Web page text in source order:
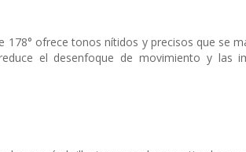
178° ofrece tonos nítidos y precisos que se
el desenfoque de movimiento y las